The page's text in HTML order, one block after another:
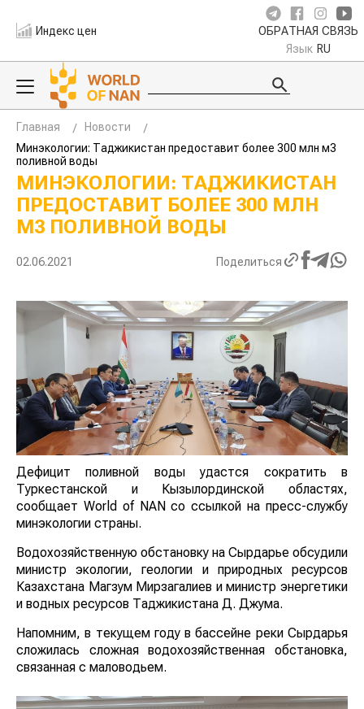
Индекс цен ОБРАТНАЯ СВЯЗЬ
Язык RU
Главная
Новости
Минэкологии: Таджикистан предоставит более 300 млн м3
поливной воды
МИНЭКОЛОГИИ: ТАДЖИКИСТАН
ПРЕДОСТАВИТ БОЛЕЕ 300 МЛН
М3 ПОЛИВНОЙ ВОДЫ
02.06.2021 Поделиться
Дефицит поливной воды удастся сократить в
Туркестанской и Кызылординской областях,
сообщает World of NAN со ссылкой на пресс-службу
минэкологии страны.
Водохозяйственную обстановку на Сырдарье обсудили
министр экологии, геологии и природных ресурсов
Казахстана Магзум Мирзагалиев и министр энергетики
и водных ресурсов Таджикистана Д. Джума.
Напомним, в текущем году в бассейне реки Сырдарья
сложилась сложная водохозяйственная обстановка,
связанная с маловодьем.